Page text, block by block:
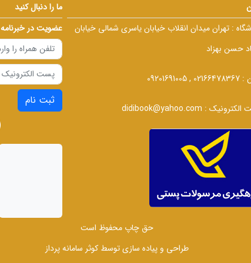
: تهران میدان انقلاب خیابان یاسری شمالی خیابان
حسن بهزاد
:
02166478367 , 09201691005
الکترونیک : didibook@yahoo.com
ما را دنبال کنید
عضویت در خبرنامه
ثبت نام
حق چاپ محفوظ است
طراحی و پیاده سازی توسط کوثر سامانه پرداز